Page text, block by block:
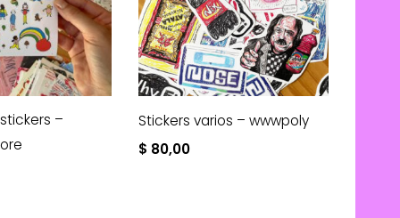
–
Stickers varios – wwwpoly
$ 80,00